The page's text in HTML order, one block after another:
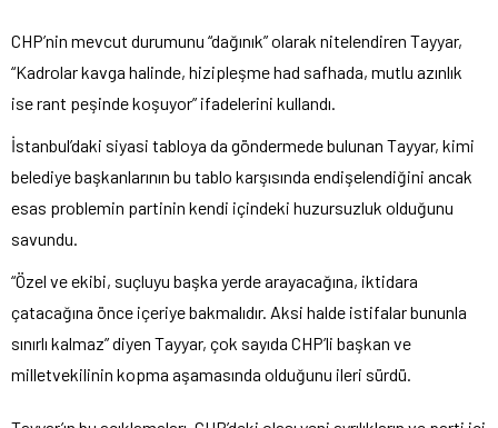
CHP’nin mevcut durumunu “dağınık” olarak nitelendiren Tayyar,
“Kadrolar kavga halinde, hizipleşme had safhada, mutlu azınlık
ise rant peşinde koşuyor” ifadelerini kullandı.
İstanbul’daki siyasi tabloya da göndermede bulunan Tayyar, kimi
belediye başkanlarının bu tablo karşısında endişelendiğini ancak
esas problemin partinin kendi içindeki huzursuzluk olduğunu
savundu.
“Özel ve ekibi, suçluyu başka yerde arayacağına, iktidara
çatacağına önce içeriye bakmalıdır. Aksi halde istifalar bununla
sınırlı kalmaz” diyen Tayyar, çok sayıda CHP’li başkan ve
milletvekilinin kopma aşamasında olduğunu ileri sürdü.